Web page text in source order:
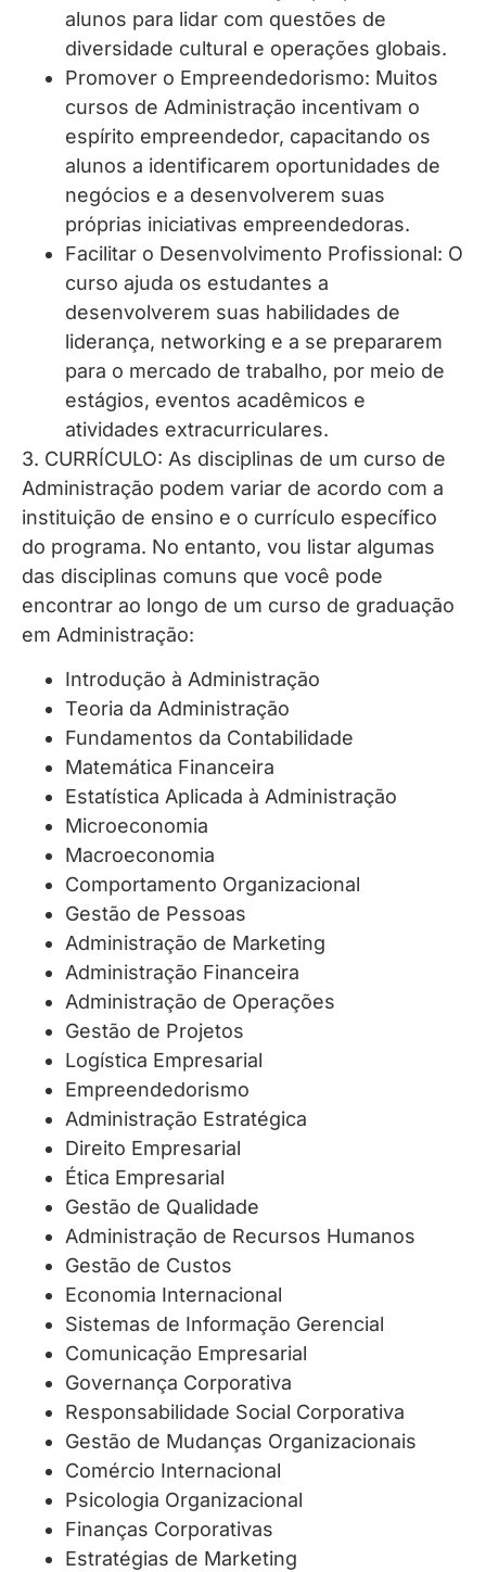
alunos para lidar com questões de
diversidade cultural e operações globais.
Promover o Empreendedorismo: Muitos
cursos de Administração incentivam o
espírito empreendedor, capacitando os
alunos a identificarem oportunidades de
negócios e a desenvolverem suas
próprias iniciativas empreendedoras.
Facilitar o Desenvolvimento Profissional: O
curso ajuda os estudantes a
desenvolverem suas habilidades de
liderança, networking e a se prepararem
para o mercado de trabalho, por meio de
estágios, eventos acadêmicos e
atividades extracurriculares.
3. CURRÍCULO: As disciplinas de um curso de
Administração podem variar de acordo com a
instituição de ensino e o currículo específico
do programa. No entanto, vou listar algumas
das disciplinas comuns que você pode
encontrar ao longo de um curso de graduação
em Administração:
Introdução à Administração
Teoria da Administração
Fundamentos da Contabilidade
Matemática Financeira
Estatística Aplicada à Administração
Microeconomia
Macroeconomia
Comportamento Organizacional
Gestão de Pessoas
Administração de Marketing
Administração Financeira
Administração de Operações
Gestão de Projetos
Logística Empresarial
Empreendedorismo
Administração Estratégica
Direito Empresarial
Ética Empresarial
Gestão de Qualidade
Administração de Recursos Humanos
Gestão de Custos
Economia Internacional
Sistemas de Informação Gerencial
Comunicação Empresarial
Governança Corporativa
Responsabilidade Social Corporativa
Gestão de Mudanças Organizacionais
Comércio Internacional
Psicologia Organizacional
Finanças Corporativas
Estratégias de Marketing